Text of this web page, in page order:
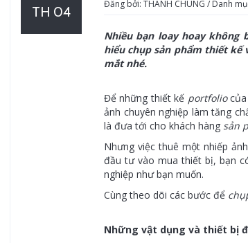
TH 04 Đăng bởi: THÀNH CHUNG / Danh
Nhiều bạn loay hoay không
hiểu chụp sản phẩm thiết
mắt nhé.
Để những thiết kế portfoliocủa
ảnh chuyên nghiệp làm tăng
là đưa tới cho khách hàng sản
Nhưng việc thuê một nhiếp
đầu tư vào mua thiết bị, bạn
nghiệp như bạn muốn.
Cùng theo dõi các bước để
Những vật dụng và thiết bị